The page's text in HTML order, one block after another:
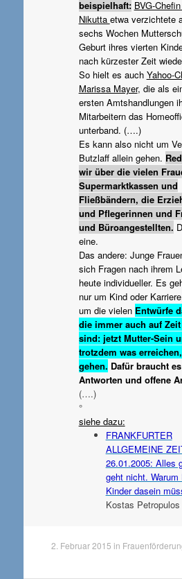
beispielhaft: BVG-
Nikutta etwa verzichtete
sechs Wochen
Geburt ihres vierten
nach kürzester Zeit
So hielt es auch Yahoo-
Marissa Mayer, die als
ersten Amtshandlungen
Mitarbeitern das
unterband. (….)
Es kann also nicht um
Butzlaff allein gehen.
wir über die vielen
Supermarktkassen und
Fließbändern, die
und Pflegerinnen und
und Büroangestellten.
eine.
Das andere: Junge
sich Fragen nach ihrem
heute individueller. Es
nur um Kind oder
um die vielen Entwürfe
die immer auch auf
sind: jetzt Mutter-Sein
trotzdem was
gehen. Dafür braucht
Antworten und offene
(….)
°
siehe dazu:
FRANKFURTER
ALLGEMEINE
26.01.2005: Alles
geht nicht. Warum
Kinder dasein
Kostas Petropulos
2. Februar 2015 in